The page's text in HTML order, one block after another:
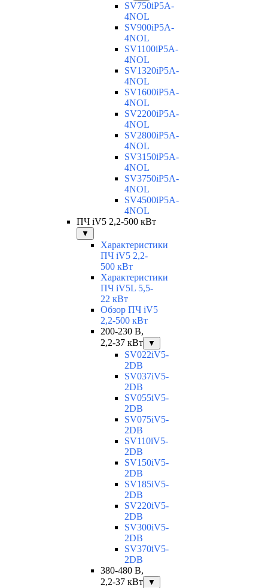
SV750iP5A-
4NOL
SV900iP5A-
4NOL
SV1100iP5A-
4NOL
SV1320iP5A-
4NOL
SV1600iP5A-
4NOL
SV2200iP5A-
4NOL
SV2800iP5A-
4NOL
SV3150iP5A-
4NOL
SV3750iP5A-
4NOL
SV4500iP5A-
4NOL
ПЧ iV5 2,2-500 кВт
▼
Характеристики
ПЧ iV5 2,2-
500 кВт
Характеристики
ПЧ iV5L 5,5-
22 кВт
Обзор ПЧ iV5
2,2-500 кВт
200-230 В,
2,2-37 кВт
▼
SV022iV5-
2DB
SV037iV5-
2DB
SV055iV5-
2DB
SV075iV5-
2DB
SV110iV5-
2DB
SV150iV5-
2DB
SV185iV5-
2DB
SV220iV5-
2DB
SV300iV5-
2DB
SV370iV5-
2DB
380-480 В,
2,2-37 кВт
▼